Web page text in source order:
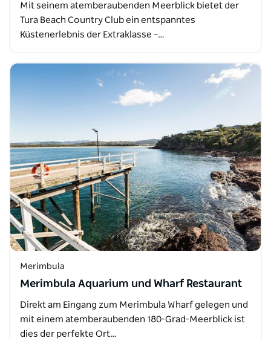
Mit seinem atemberaubenden Meerblick bietet der
Tura Beach Country Club ein entspanntes
Küstenerlebnis der Extraklasse –…
Merimbula
Merimbula Aquarium und Wharf Restaurant
Direkt am Eingang zum Merimbula Wharf gelegen und
mit einem atemberaubenden 180-Grad-Meerblick ist
dies der perfekte Ort…